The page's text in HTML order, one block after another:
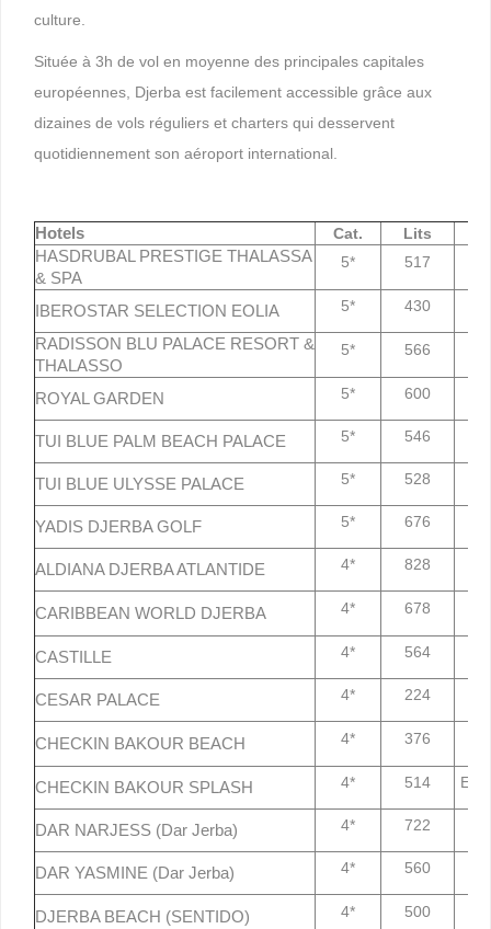
culture.
Située à 3h de vol en moyenne des principales capitales
européennes, Djerba est facilement accessible grâce aux
dizaines de vols réguliers et charters qui desservent
quotidiennement son aéroport international.
Hotels Cat. Lits
HASDRUBAL PRESTIGE THALASSA
& SPA
5* 517
IBEROSTAR SELECTION EOLIA 5* 430
RADISSON BLU PALACE RESORT &
THALASSO
5* 566
ROYAL GARDEN 5* 600
TUI BLUE PALM BEACH PALACE 5* 546
TUI BLUE ULYSSE PALACE 5* 528
YADIS DJERBA GOLF 5* 676
ALDIANA DJERBA ATLANTIDE 4* 828
CARIBBEAN WORLD DJERBA 4* 678
CASTILLE 4* 564
CESAR PALACE 4* 224
CHECKIN BAKOUR BEACH 4* 376
CHECKIN BAKOUR SPLASH 4* 514 En
DAR NARJESS (Dar Jerba) 4* 722
DAR YASMINE (Dar Jerba) 4* 560
DJERBA BEACH (SENTIDO) 4* 500